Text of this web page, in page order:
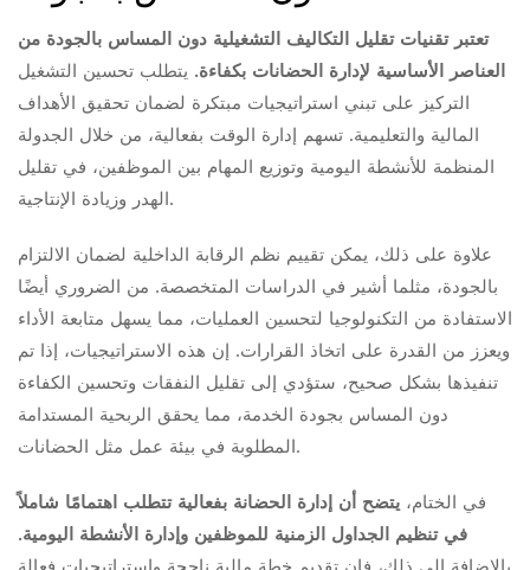
تعتبر تقنيات تقليل التكاليف التشغيلية دون المساس بالجودة من
العناصر الأساسية لإدارة الحضانات بكفاءة. يتطلب تحسين التشغيل
التركيز على تبني استراتيجيات مبتكرة لضمان تحقيق الأهداف
المالية والتعليمية. تسهم إدارة الوقت بفعالية، من خلال الجدولة
المنظمة للأنشطة اليومية وتوزيع المهام بين الموظفين، في تقليل
الهدر وزيادة الإنتاجية.
علاوة على ذلك، يمكن تقييم نظم الرقابة الداخلية لضمان الالتزام
بالجودة، مثلما أشير في الدراسات المتخصصة. من الضروري أيضًا
الاستفادة من التكنولوجيا لتحسين العمليات، مما يسهل متابعة الأداء
ويعزز من القدرة على اتخاذ القرارات. إن هذه الاستراتيجيات، إذا تم
تنفيذها بشكل صحيح، ستؤدي إلى تقليل النفقات وتحسين الكفاءة
دون المساس بجودة الخدمة، مما يحقق الربحية المستدامة
المطلوبة في بيئة عمل مثل الحضانات.
في الختام، يتضح أن إدارة الحضانة بفعالية تتطلب اهتمامًا شاملاً
في تنظيم الجداول الزمنية للموظفين وإدارة الأنشطة اليومية.